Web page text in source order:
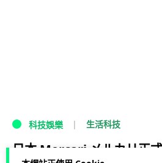
科技娛樂 生活科技
日本 Mercari メルカリ正